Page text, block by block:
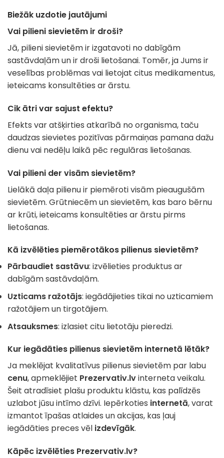
Biežāk uzdotie jautājumi
Vai pilieni sievietēm ir droši?
Jā, pilieni sievietēm ir izgatavoti no dabīgām
sastāvdaļām un ir droši lietošanai. Tomēr, ja Jums ir
veselības problēmas vai lietojat citus medikamentus,
ieteicams konsultēties ar ārstu.
Cik ātri var sajust efektu?
Efekts var atšķirties atkarībā no organisma, taču
daudzas sievietes pozitīvas pārmaiņas pamana dažu
dienu vai nedēļu laikā pēc regulāras lietošanas.
Vai pilieni der visām sievietēm?
Lielākā daļa pilienu ir piemēroti visām pieaugušām
sievietēm. Grūtniecēm un sievietēm, kas baro bērnu
ar krūti, ieteicams konsultēties ar ārstu pirms
lietošanas.
Kā izvēlēties piemērotākos pilienus sievietēm?
Pārbaudiet sastāvu: izvēlieties produktus ar
dabīgām sastāvdaļām.
Uzticams ražotājs: iegādājieties tikai no uzticamiem
ražotājiem un tirgotājiem.
Atsauksmes: izlasiet citu lietotāju pieredzi.
Kur iegādāties pilienus sievietēm internetā lētāk?
Ja meklējat kvalitatīvus pilienus sievietēm par labu
cenu, apmeklējiet Prezervativ.lvinterneta veikalu.
Šeit atradīsiet plašu produktu klāstu, kas palīdzēs
uzlabot jūsu intīmo dzīvi. Iepērkoties internetā, varat
izmantot īpašas atlaides un akcijas, kas ļauj
iegādāties preces vēl izdevīgāk.
Kāpēc izvēlēties Prezervativ.lv?